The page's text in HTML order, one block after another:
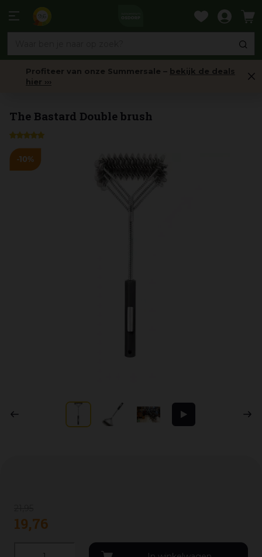
naar
Profiteer van onze Summersale – bekijk de deals
hier ›››
The Bastard Double brush
19,76